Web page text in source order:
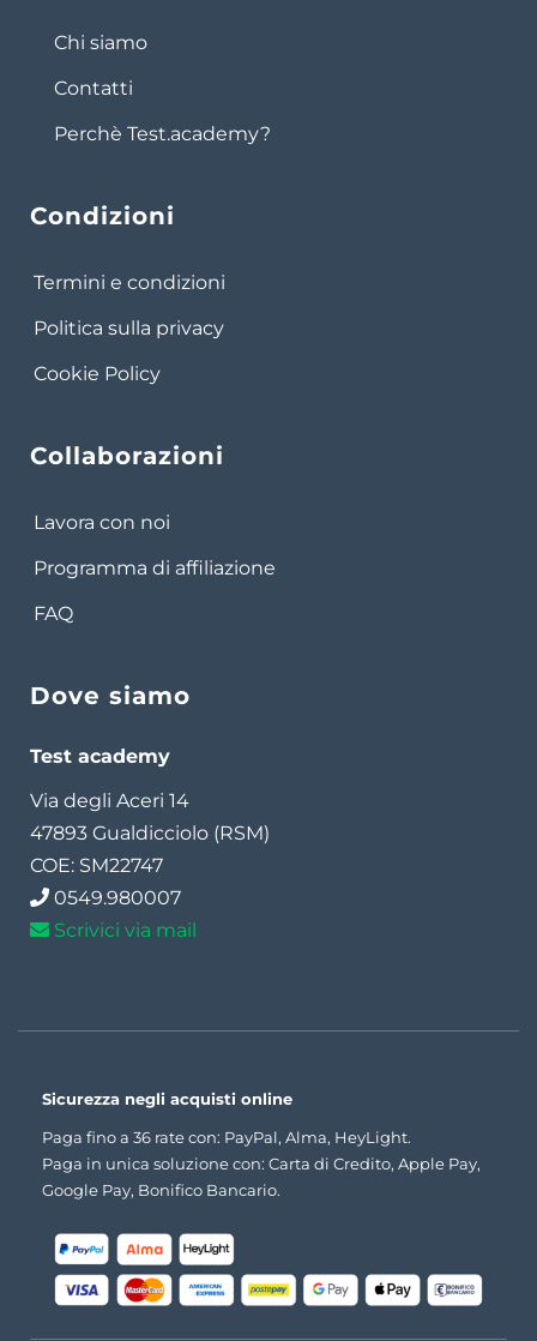
Chi siamo
Contatti
Perchè Test.academy?
Condizioni
Termini e condizioni
Politica sulla privacy
Cookie Policy
Collaborazioni
Lavora con noi
Programma di affiliazione
FAQ
Dove siamo
Test academy
Via degli Aceri 14
47893 Gualdicciolo (RSM)
COE: SM22747
0549.980007
Scrivici via mail
Sicurezza negli acquisti online
Paga fino a 36 rate con: PayPal, Alma, HeyLight.
Paga in unica soluzione con: Carta di Credito, Apple Pay,
Google Pay, Bonifico Bancario.